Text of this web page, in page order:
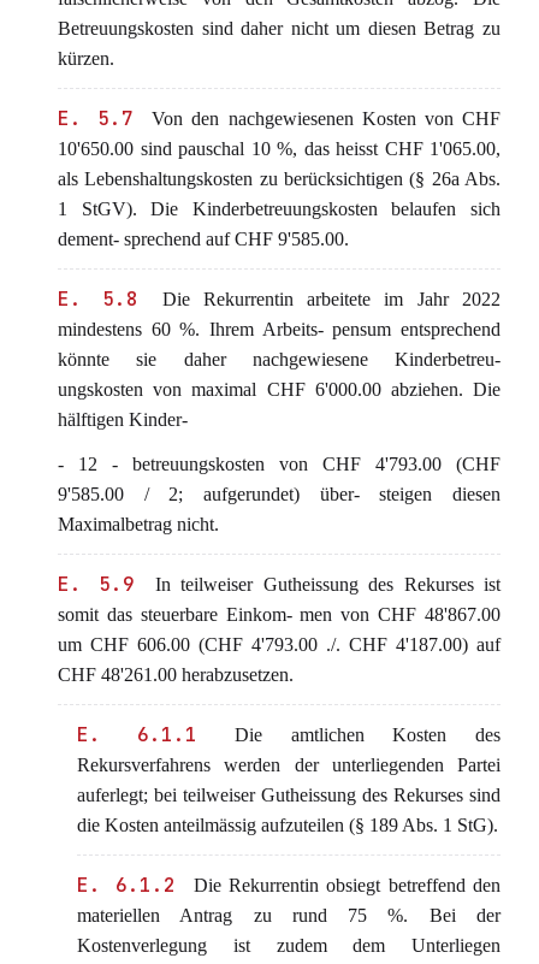
Betreuungskosten sind daher nicht um diesen Betrag zu
kürzen.
E. 5.7
Von den nachgewiesenen Kosten von CHF
10'650.00 sind pauschal 10 %, das heisst CHF 1'065.00,
als Lebenshaltungskosten zu berücksichtigen (§ 26a Abs.
1 StGV). Die Kinderbetreuungskosten belaufen sich
dement- sprechend auf CHF 9'585.00.
E. 5.8
Die Rekurrentin arbeitete im Jahr 2022
mindestens 60 %. Ihrem Arbeits- pensum entsprechend
könnte sie daher nachgewiesene Kinderbetreu-
ungskosten von maximal CHF 6'000.00 abziehen. Die
hälftigen Kinder-
- 12 - betreuungskosten von CHF 4'793.00 (CHF
9'585.00 / 2; aufgerundet) über- steigen diesen
Maximalbetrag nicht.
E. 5.9
In teilweiser Gutheissung des Rekurses ist
somit das steuerbare Einkom- men von CHF 48'867.00
um CHF 606.00 (CHF 4'793.00 ./. CHF 4'187.00) auf
CHF 48'261.00 herabzusetzen.
E. 6.1.1
Die amtlichen Kosten des
Rekursverfahrens werden der unterliegenden Partei
auferlegt; bei teilweiser Gutheissung des Rekurses sind
die Kosten anteilmässig aufzuteilen (§ 189 Abs. 1 StG).
E. 6.1.2
Die Rekurrentin obsiegt betreffend den
materiellen Antrag zu rund 75 %. Bei der
Kostenverlegung ist zudem dem Unterliegen